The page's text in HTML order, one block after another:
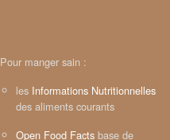
Pour manger sain :
les Informations Nutritionnelles
des aliments courants
Open Food Facts base de